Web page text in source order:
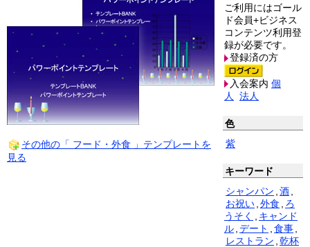
その他の「 フード・外食 」テンプレートを
見る
ご利用にはゴール
ド会員+ビジネス
コンテンツ利用登
録が必要です。
登録済の方
入会案内 個
人
法人
色
紫
キーワード
シャンパン 酒
お祝い 外食
ろ
うそく
キャンド
ル デート 食事
レストラン 乾杯